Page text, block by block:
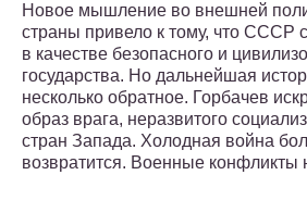
Новое мышление во внешней
страны привело к тому, что СССР
в качестве безопасного и
государства. Но дальнейшая
несколько обратное. Горбачев
образ врага, неразвитого
стран Запада. Холодная война
возвратится. Военные конфликты